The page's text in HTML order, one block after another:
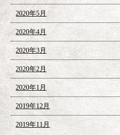
2020年5月
2020年4月
2020年3月
2020年2月
2020年1月
2019年12月
2019年11月